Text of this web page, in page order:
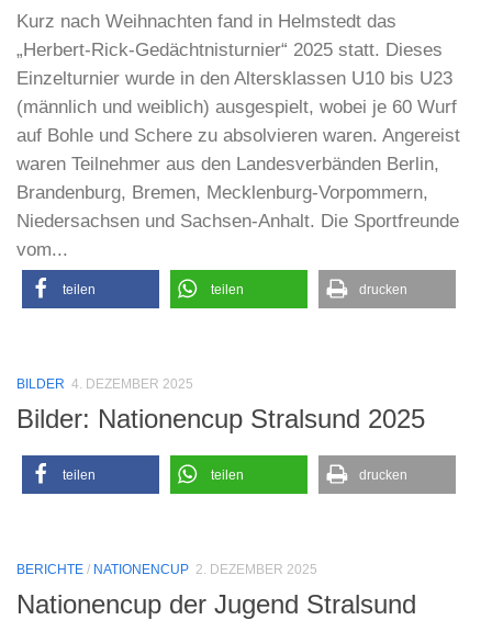
Kurz nach Weihnachten fand in Helmstedt das
„Herbert-Rick-Gedächtnisturnier“ 2025 statt. Dieses
Einzelturnier wurde in den Altersklassen U10 bis U23
(männlich und weiblich) ausgespielt, wobei je 60 Wurf
auf Bohle und Schere zu absolvieren waren. Angereist
waren Teilnehmer aus den Landesverbänden Berlin,
Brandenburg, Bremen, Mecklenburg-Vorpommern,
Niedersachsen und Sachsen-Anhalt. Die Sportfreunde
vom...
teilen teilen drucken
BILDER 4. DEZEMBER 2025
Bilder: Nationencup Stralsund 2025
teilen teilen drucken
BERICHTE / NATIONENCUP 2. DEZEMBER 2025
Nationencup der Jugend Stralsund